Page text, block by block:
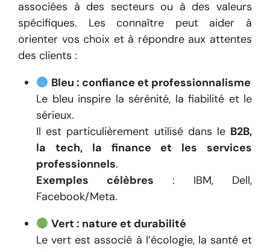
associées à des secteurs ou à des valeurs
spécifiques. Les connaître peut aider à
orienter vos choix et à répondre aux attentes
des clients :
Bleu : confiance et professionnalisme
Le bleu inspire la sérénité, la fiabilité et le
sérieux.
Il est particulièrement utilisé dans le B2B,
la tech, la finance et les services
professionnels.
Exemples célèbres : IBM, Dell,
Facebook/Meta.
Vert : nature et durabilité
Le vert est associé à l’écologie, la santé et